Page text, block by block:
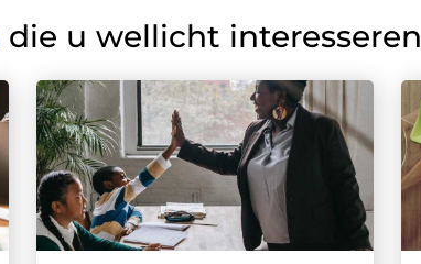
die u wellicht interesseren